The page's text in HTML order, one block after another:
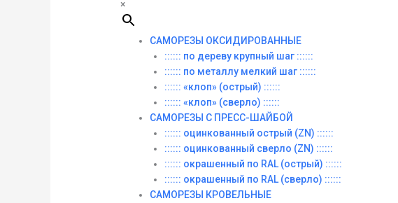
×
САМОРЕЗЫ ОКСИДИРОВАННЫЕ
:::::: по дереву крупный шаг ::::::
:::::: по металлу мелкий шаг ::::::
:::::: «клоп» (острый) ::::::
:::::: «клоп» (сверло) ::::::
САМОРЕЗЫ С ПРЕСС-ШАЙБОЙ
:::::: оцинкованный острый (ZN) ::::::
:::::: оцинкованный сверло (ZN) ::::::
:::::: окрашенный по RAL (острый) ::::::
:::::: окрашенный по RAL (сверло) ::::::
САМОРЕЗЫ КРОВЕЛЬНЫЕ